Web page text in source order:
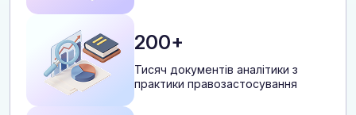
200+
Тисяч документів аналітики з
практики правозастосування